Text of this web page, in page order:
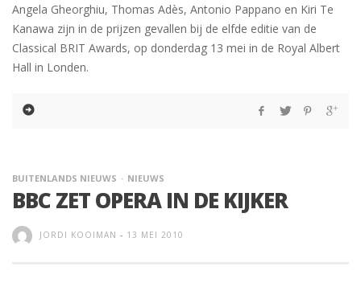
Angela Gheorghiu, Thomas Adès, Antonio Pappano en Kiri Te
Kanawa zijn in de prijzen gevallen bij de elfde editie van de
Classical BRIT Awards, op donderdag 13 mei in de Royal Albert
Hall in Londen.
BUITENLANDS NIEUWS NIEUWS
BBC ZET OPERA IN DE KIJKER
JORDI KOOIMAN - 13 MEI 2010